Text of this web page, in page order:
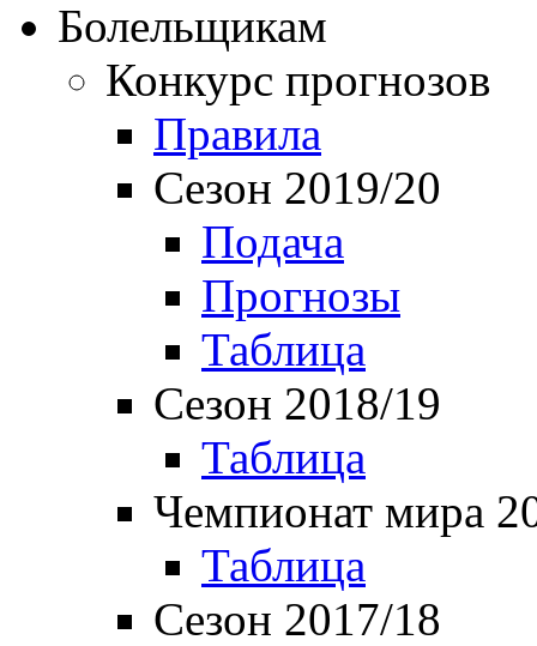
Болельщикам
Конкурс прогнозов
Правила
Сезон 2019/20
Подача
Прогнозы
Таблица
Сезон 2018/19
Таблица
Чемпионат мира
Таблица
Сезон 2017/18